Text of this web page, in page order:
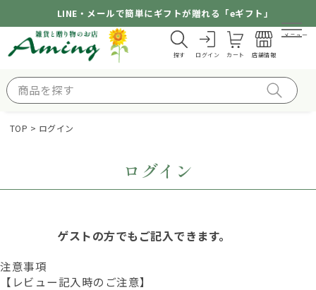
LINE・メールで簡単にギフトが贈れる「eギフト」
探す ログイン カート 店舗情報
メニュー
TOP ログイン
ログイン
ゲストの方でもご記入できます。
注意事項
【レビュー記入時のご注意】